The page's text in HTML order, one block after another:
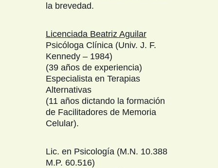
la brevedad.
Licenciada Beatriz Aguilar
Psicóloga Clínica (Univ. J. F.
Kennedy – 1984)
(39 años de experiencia)
Especialista en Terapias
Alternativas
(11 años dictando la formación
de Facilitadores de Memoria
Celular).
Lic. en Psicología (M.N. 10.388
M.P. 60.516)